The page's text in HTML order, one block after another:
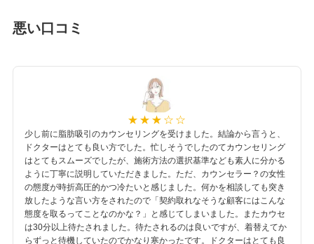
悪い口コミ
少し前に脂肪吸引のカウンセリングを受けました。結論から言うと、
ドクターはとても良い方でした。忙しそうでしたのてカウンセリング
はとてもスムーズでしたが、施術方法の選択基準なども素人に分かる
ように丁寧に説明していただきました。ただ、カウンセラー？の女性
の態度が時折高圧的かつ冷たいと感じました。何かを相談しても突き
放したような言い方をされたので「契約取れなそうな顧客にはこんな
態度を取るってことなのかな？」と感じてしまいました。またカウセ
は30分以上待たされました。待たされるのは良いですが、着替えてか
らずっと待機していたのでかなり寒かったです。ドクターはとても良